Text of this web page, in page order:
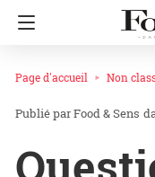
Page d'accueil Non
Food & Sens